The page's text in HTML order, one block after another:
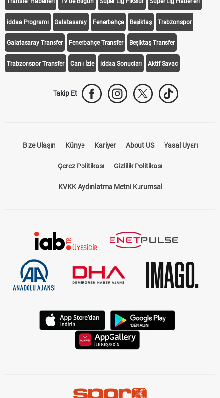
Transfer Haberleri TV'de Bugün Süper Lig Fikstür Süper Lig Haberleri
iddaa Programı Galatasaray Fenerbahçe Beşiktaş Trabzonspor
Galatasaray Transfer Fenerbahçe Transfer Beşiktaş Transfer
Trabzonspor Transfer Canlı İzle iddaa Sonuçları Aktif Sayaç